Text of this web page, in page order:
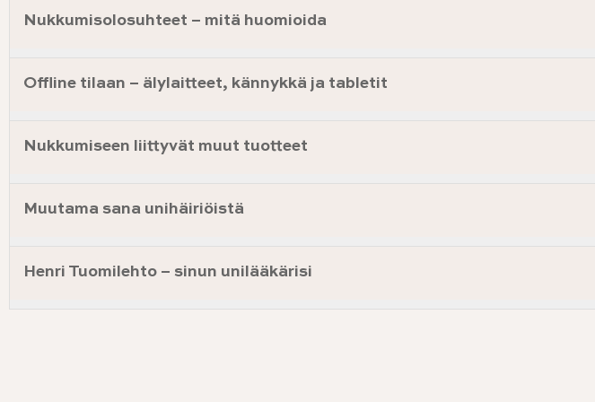
Nukkumisolosuhteet – mitä huomioida
Offline tilaan – älylaitteet, kännykkä ja tabletit
Nukkumiseen liittyvät muut tuotteet
Muutama sana unihäiriöistä
Henri Tuomilehto – sinun unilääkärisi